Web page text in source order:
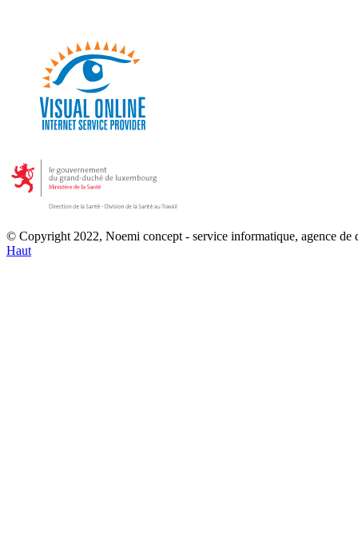
© Copyright 2022, Noemi concept - service informatique, agence
Haut